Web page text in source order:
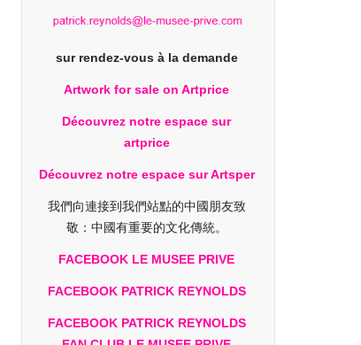
sur rendez-vous à la demande
Artwork for sale on Artprice
Découvrez notre espace sur
artprice
Découvrez notre espace sur Artsper
我們向連接到我們站點的中國朋友致
敬：中國有重要的文化傳統。
FACEBOOK LE MUSEE PRIVE
FACEBOOK PATRICK REYNOLDS
FACEBOOK PATRICK REYNOLDS